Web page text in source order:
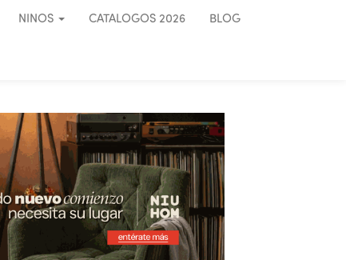
NINOS CATALOGOS 2026 BLOG